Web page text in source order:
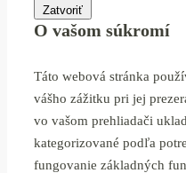
Zatvoriť
O vašom súkromí
Táto webová stránka
vášho zážitku pri jej
vo vašom prehliadači
kategorizované podľa
fungovanie základných